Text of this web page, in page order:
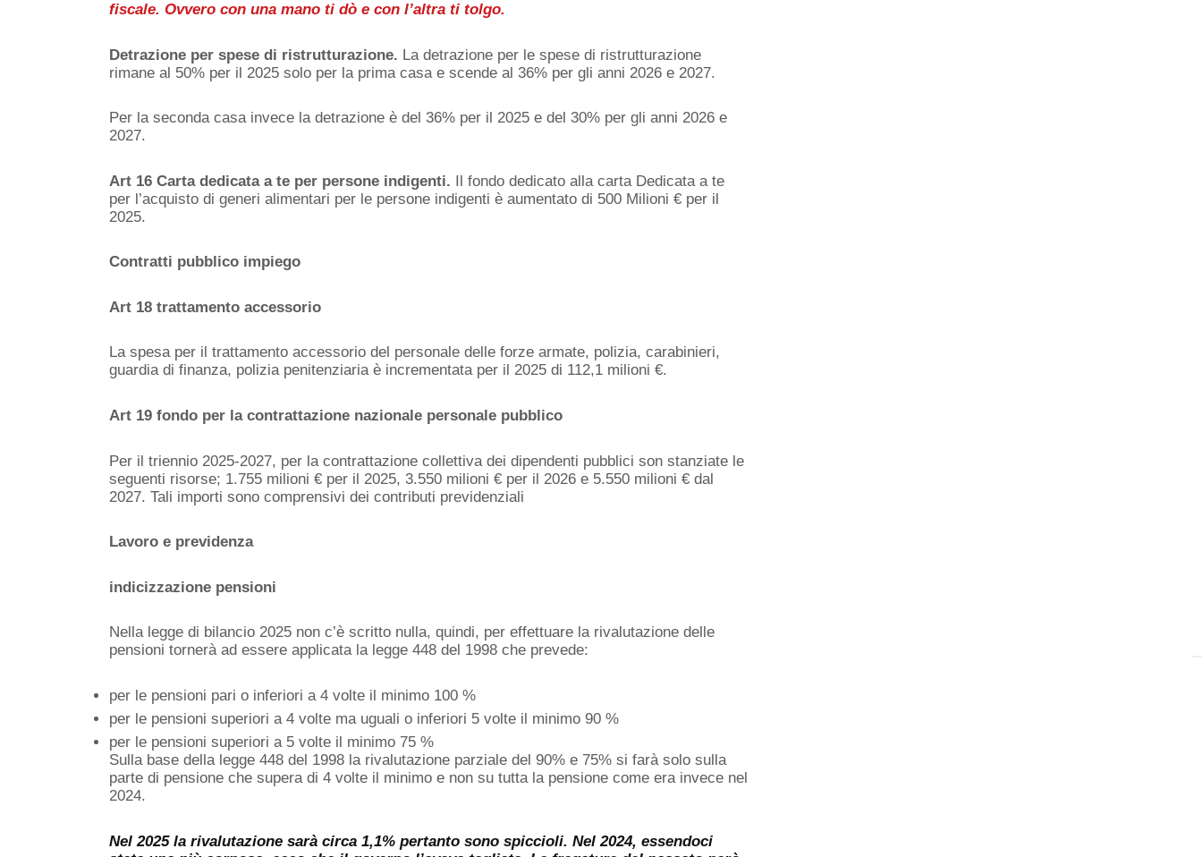
fiscale. Ovvero con una mano ti dò e con l’altra ti tolgo.
Detrazione per spese di ristrutturazione. La detrazione per le spese di ristrutturazione
rimane al 50% per il 2025 solo per la prima casa e scende al 36% per gli anni 2026 e 2027.
Per la seconda casa invece la detrazione è del 36% per il 2025 e del 30% per gli anni 2026 e
2027.
Art 16 Carta dedicata a te per persone indigenti. Il fondo dedicato alla carta Dedicata a te
per l’acquisto di generi alimentari per le persone indigenti è aumentato di 500 Milioni € per il
2025.
Contratti pubblico impiego
Art 18 trattamento accessorio
La spesa per il trattamento accessorio del personale delle forze armate, polizia, carabinieri,
guardia di finanza, polizia penitenziaria è incrementata per il 2025 di 112,1 milioni €.
Art 19 fondo per la contrattazione nazionale personale pubblico
Per il triennio 2025-2027, per la contrattazione collettiva dei dipendenti pubblici son stanziate le
seguenti risorse; 1.755 milioni € per il 2025, 3.550 milioni € per il 2026 e 5.550 milioni € dal
2027. Tali importi sono comprensivi dei contributi previdenziali
Lavoro e previdenza
indicizzazione pensioni
Nella legge di bilancio 2025 non c’è scritto nulla, quindi, per effettuare la rivalutazione delle
pensioni tornerà ad essere applicata la legge 448 del 1998 che prevede:
per le pensioni pari o inferiori a 4 volte il minimo 100 %
per le pensioni superiori a 4 volte ma uguali o inferiori 5 volte il minimo 90 %
per le pensioni superiori a 5 volte il minimo 75 %
Sulla base della legge 448 del 1998 la rivalutazione parziale del 90% e 75% si farà solo sulla
parte di pensione che supera di 4 volte il minimo e non su tutta la pensione come era invece nel
2024.
Nel 2025 la rivalutazione sarà circa 1,1% pertanto sono spiccioli. Nel 2024, essendoci